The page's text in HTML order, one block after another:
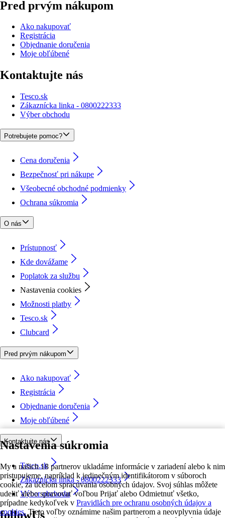
Nastavenia súkromia
My a našich 18 partnerov ukladáme informácie v zariadení alebo k nim
pristupujeme, napríklad k jedinečným identifikátorom v súboroch
cookie, za účelom spracúvania osobných údajov. Svoj súhlas môžete
udeliť alebo spravovať voľbou Prijať alebo Odmietnuť všetko,
prípadne kedykoľvek v Pravidlách pre ochranu osobných údajov a
cookies. Tieto voľby oznámime našim partnerom a neovplyvnia údaje
Pred prvým nákupom
Ako nakupovať
Registrácia
Objednanie doručenia
Moje obľúbené
Kontaktujte nás
Tesco.sk
Zákaznícka linka - 0800222333
Výber obchodu
Potrebujete pomoc?
Cena doručenia
Bezpečnosť pri nákupe
Všeobecné obchodné podmienky
Ochrana súkromia
O nás
Prístupnosť
Kde dovážame
Poplatok za službu
Nastavenia cookies
Možnosti platby
Tesco.sk
Clubcard
Pred prvým nákupom
Ako nakupovať
Registrácia
Objednanie doručenia
Moje obľúbené
Kontaktujte nás
Tesco.sk
Zákaznícka linka - 0800222333
Výber obchodu
followUs